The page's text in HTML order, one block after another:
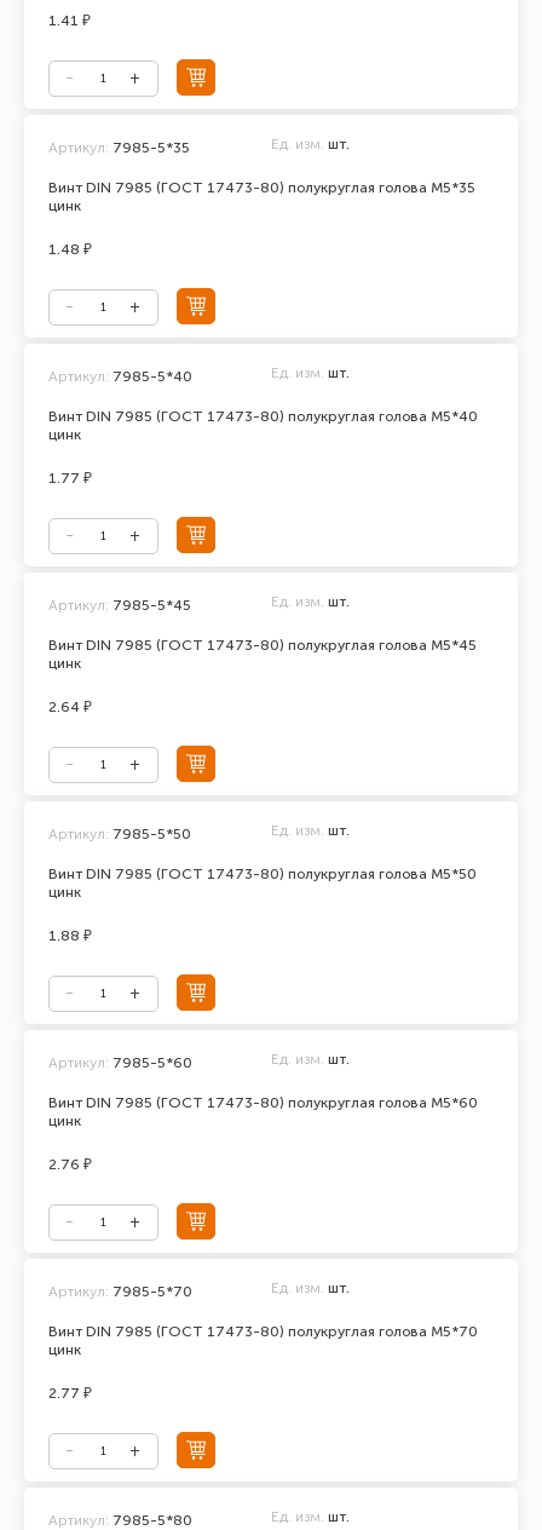
1.41 ₽
Винт DIN 7985 (ГОСТ 17473-80) полукруглая голова М5*35
цинк
Артикул: 7985-5*35 Ед. изм. шт.
1.48 ₽
Винт DIN 7985 (ГОСТ 17473-80) полукруглая голова М5*40
цинк
Артикул: 7985-5*40 Ед. изм. шт.
1.77 ₽
Винт DIN 7985 (ГОСТ 17473-80) полукруглая голова М5*45
цинк
Артикул: 7985-5*45 Ед. изм. шт.
2.64 ₽
Винт DIN 7985 (ГОСТ 17473-80) полукруглая голова М5*50
цинк
Артикул: 7985-5*50 Ед. изм. шт.
1.88 ₽
Винт DIN 7985 (ГОСТ 17473-80) полукруглая голова М5*60
цинк
Артикул: 7985-5*60 Ед. изм. шт.
2.76 ₽
Винт DIN 7985 (ГОСТ 17473-80) полукруглая голова М5*70
цинк
Артикул: 7985-5*70 Ед. изм. шт.
2.77 ₽
Артикул: 7985-5*80 Ед. изм. шт.